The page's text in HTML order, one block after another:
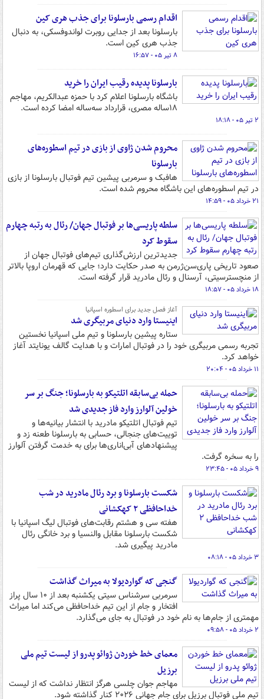
اقدام رسمی بارسلونا برای جذب هری کین
بارسلونا بعد از جدایی روبرت لواندوفسکی، به دنبال
جذب هری کین است.
۸ تیر ۰۵ - ۱۶:۵۷
بارسلونا پدیده رقیب ایران را خرید
باشگاه بارسلونا اعلام کرد با حمزه عبدالکریم، مهاجم
۱۸ساله مصری، قرارداد سه‌ساله امضا کرده است.
۲ تیر ۰۵ - ۱۸:۱۸
محروم شدن ژاوی از بازی در تیم اسطوره‌های
بارسلونا
هافبک و سرمربی پیشین تیم فوتبال بارسلونا از بازی
در تیم‌ اسطوره‌های این باشگاه محروم شده است.
۲۱ خرداد ۰۵ - ۱۴:۵۹
سلطه پاریسی‌ها بر فوتبال جهان/ رئال به رتبه چهارم
سقوط کرد
جدیدترین ارزش‌گذاری تیم‌های فوتبال جهان از
صعود تاریخی پاری‌سن‌ژرمن به صدر حکایت دارد؛ جایی که قهرمان اروپا بالاتر
از منچسترسیتی، آرسنال و رئال مادرید قرار گرفته است.
۱۸ خرداد ۰۵ - ۱۸:۵۷
آغاز فصل جدید برای اسطوره اسپانیا
اینیستا وارد دنیای مربیگری شد
ستاره پیشین بارسلونا و تیم ملی اسپانیا نخستین
تجربه رسمی مربیگری خود را در فوتبال امارات و با هدایت گالف یونایتد آغاز
خواهد کرد.
۱۱ خرداد ۰۵ - ۲۰:۰۴
حمله بی‌سابقه اتلتیکو به بارسلونا؛ جنگ بر سر
خولین آلوارز وارد فاز جدیدی شد
تیم فوتبال اتلتیکو مادرید با انتشار بیانیه‌ها و
توییت‌های جنجالی، حسابی به بارسلونا طعنه زد و
پیشنهادهای آبی‌اناری‌ها برای به خدمت گرفتن آلوارز
را به سخره گرفت.
۹ خرداد ۰۵ - ۲۳:۴۵
شکست بارسلونا و برد رئال مادرید در شب
خداحافظی ۲ کهکشانی
هفته سی و هشتم رقابت‌های فوتبال لیگ اسپانیا با
شکست بارسلونا مقابل والنسیا و برد خانگی رئال
مادرید پیگیری شد.
۳ خرداد ۰۵ - ۰۸:۱۸
گنجی که گواردیولا به میراث گذاشت
سرمربی سرشناس سیتی یکشنبه بعد از ١٠ سال پراز
افتخار و جام از این تیم خداحافظی می‌کند اما میراث
مهمتری از جام‌ها به نام خود در فوتبال به جای می‌گذارد.
۲ خرداد ۰۵ - ۰۹:۵۸
معمای خط خوردن ژوائو پدرو از لیست تیم ملی
برزیل
مهاجم جوان چلسی هرگز انتظار نداشت که از لیست
تیم ملی فوتبال برزیل برای جام جهانی ۲۰۲۶ کنار گذاشته شود.